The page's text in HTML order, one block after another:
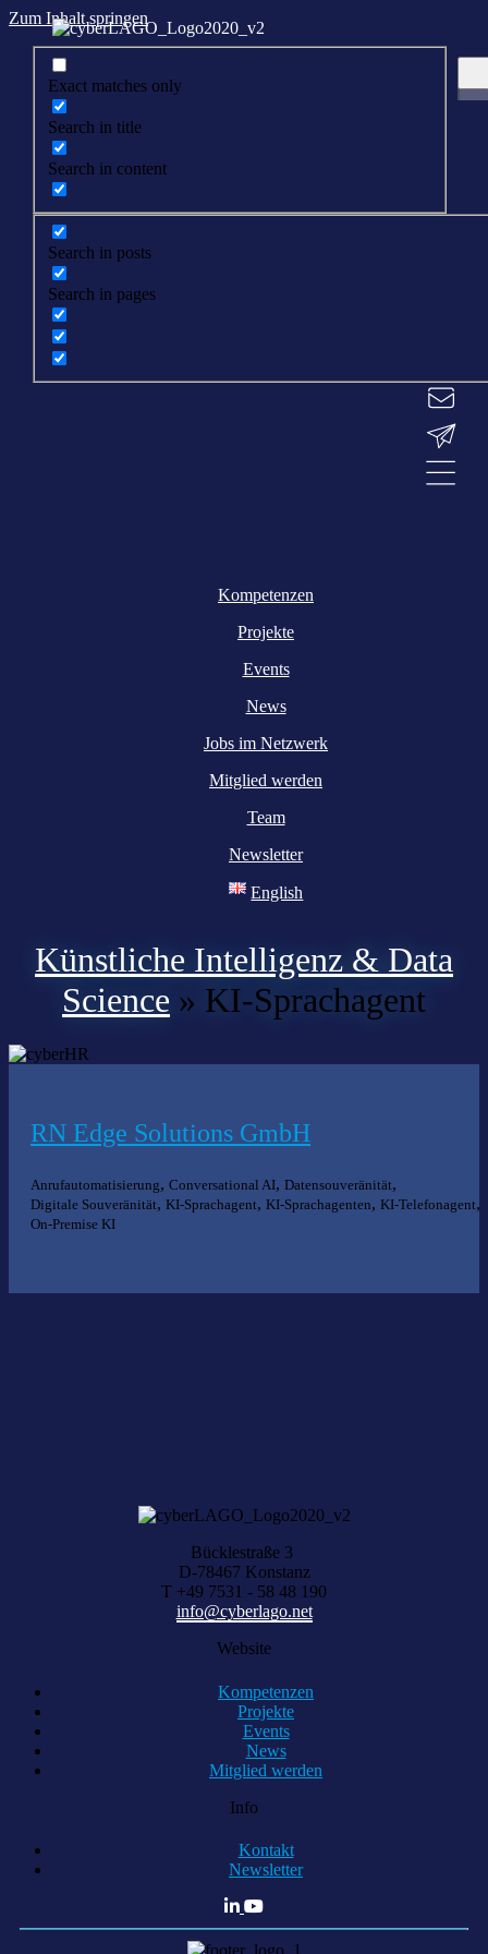
Zum Inhalt springen
Exact matches only
Search in title
Search in content
Search in posts
Search in pages
Kompetenzen
Projekte
Events
News
Jobs im Netzwerk
Mitglied werden
Team
Newsletter
English
Künstliche Intelligenz & Data
Science » KI-Sprachagent
RN Edge Solutions GmbH
Anrufautomatisierung, Conversational AI, Datensouveränität,
Digitale Souveränität, KI-Sprachagent, KI-Sprachagenten, KI-Telefonagent,
On-Premise KI
Bücklestraße 3
D-78467 Konstanz
T +49 7531 - 58 48 190
info@cyberlago.net
Website
Kompetenzen
Projekte
Events
News
Mitglied werden
Info
Kontakt
Newsletter